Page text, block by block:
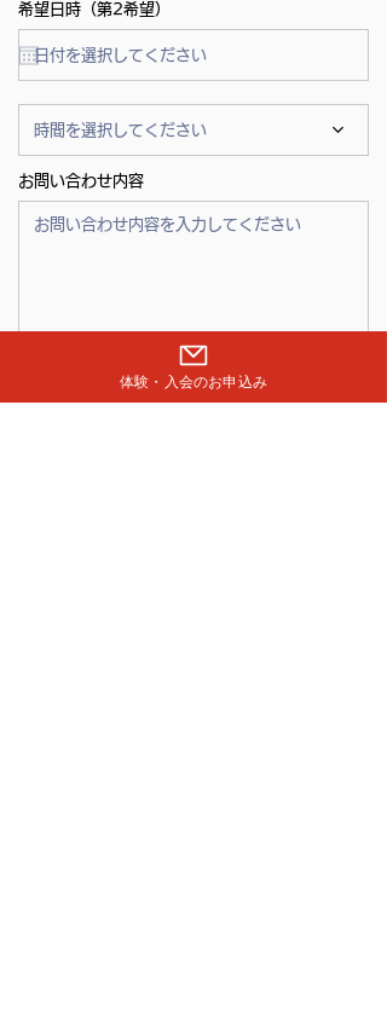
希望日時（第2希望）
時間を選択してください
お問い合わせ内容
まずは無料体験を申し込む
体験・入会のお申込み